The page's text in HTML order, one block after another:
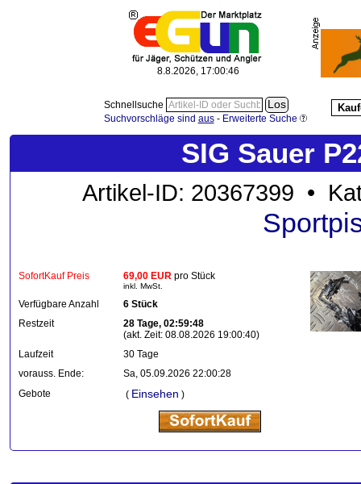
8.8.2026, 17:00:46
Schnellsuche
Suchvorschläge sind aus- Erweiterte Suche
SIG Sauer
Artikel-ID: 20367399 •
SofortKauf Preis 69,00 EUR pro Stück
inkl. MwSt.
Verfügbare Anzahl
6 Stück
Restzeit
28 Tage, 02:59:48
(akt. Zeit: 08.08.2026 19:00:40)
Laufzeit
30 Tage
vorauss. Ende:
Sa, 05.09.2026 22:00:28
Gebote
( Einsehen )